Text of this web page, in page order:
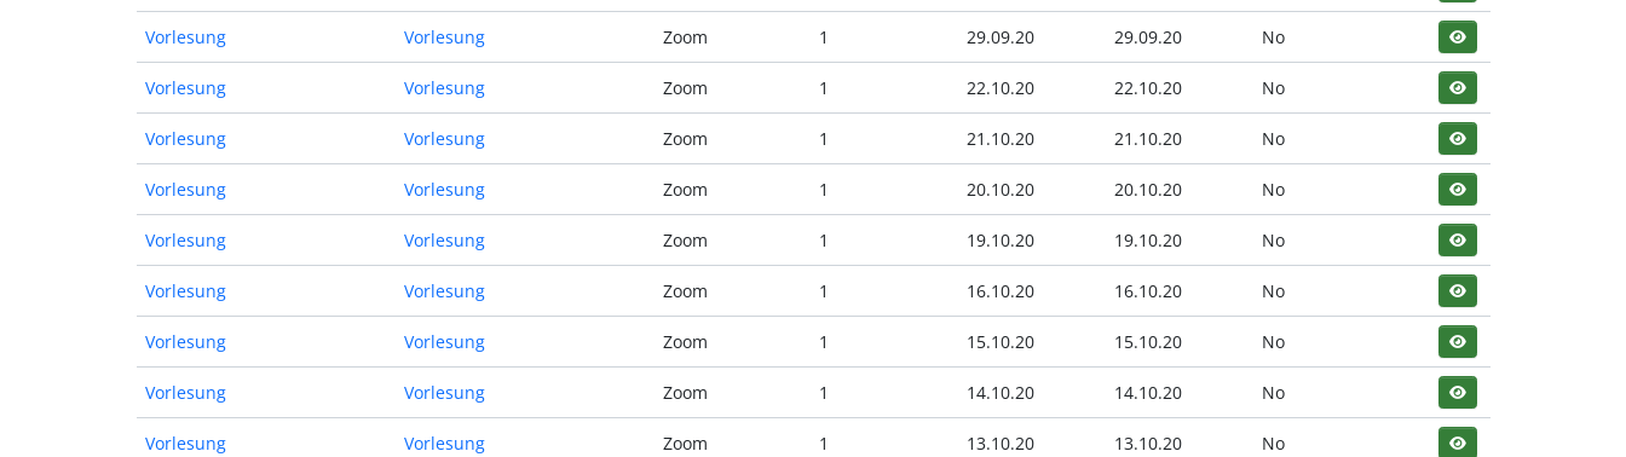
Vorlesung Vorlesung Zoom 1 29.09.20 29.09.20 No
Vorlesung Vorlesung Zoom 1 22.10.20 22.10.20 No
Vorlesung Vorlesung Zoom 1 21.10.20 21.10.20 No
Vorlesung Vorlesung Zoom 1 20.10.20 20.10.20 No
Vorlesung Vorlesung Zoom 1 19.10.20 19.10.20 No
Vorlesung Vorlesung Zoom 1 16.10.20 16.10.20 No
Vorlesung Vorlesung Zoom 1 15.10.20 15.10.20 No
Vorlesung Vorlesung Zoom 1 14.10.20 14.10.20 No
Vorlesung Vorlesung Zoom 1 13.10.20 13.10.20 No